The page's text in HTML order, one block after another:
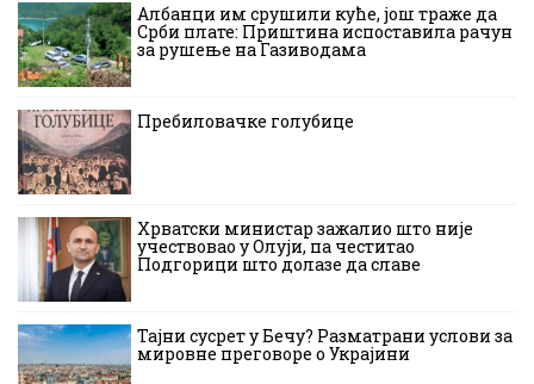
Албанци им срушили куће, још траже да
Срби плате: Приштина испоставила рачун
за рушење на Газиводама
Пребиловачке голубице
Хрватски министар зажалио што није
учествовао у Олуји, па честитао
Подгорици што долазе да славе
Тајни сусрет у Бечу? Разматрани услови за
мировне преговоре о Украјини